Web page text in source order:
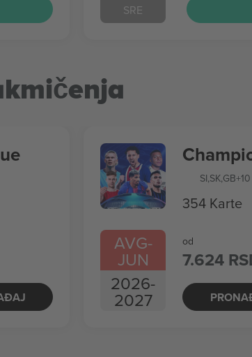
SRE
AVG-
JUN
2026-
2027
SI,SK,GB
354 Karte
od
7.624